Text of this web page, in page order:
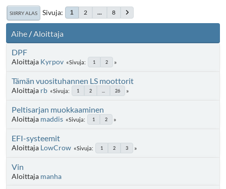
SIIRRY ALAS Sivuja 1 2 ... 8
Aihe/Aloittaja
DPF
Aloittaja Kyrpov Sivuja 1 2
Tämän vuosituhannen LS moottorit
Aloittaja rb Sivuja 1 2 26
Peltisarjan muokkaaminen
Aloittaja maddis Sivuja 1 2
EFI-systeemit
Aloittaja LowCrow Sivuja 1 2 3
Vin
Aloittaja manha